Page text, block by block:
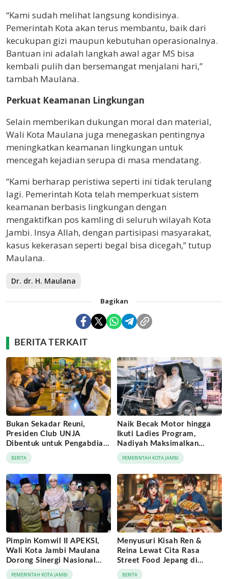
“Kami sudah melihat langsung kondisinya.
Pemerintah Kota akan terus membantu, baik dari
kecukupan gizi maupun kebutuhan operasionalnya.
Bantuan ini adalah langkah awal agar MS bisa
kembali pulih dan bersemangat menjalani hari,”
tambah Maulana.
Perkuat Keamanan Lingkungan
Selain memberikan dukungan moral dan material,
Wali Kota Maulana juga menegaskan pentingnya
meningkatkan keamanan lingkungan untuk
mencegah kejadian serupa di masa mendatang.
“Kami berharap peristiwa seperti ini tidak terulang
lagi. Pemerintah Kota telah memperkuat sistem
keamanan berbasis lingkungan dengan
mengaktifkan pos kamling di seluruh wilayah Kota
Jambi. Insya Allah, dengan partisipasi masyarakat,
kasus kekerasan seperti begal bisa dicegah,” tutup
Maulana.
Dr. dr. H. Maulana
Bagikan
BERITA TERKAIT
Bukan Sekadar Reuni,
Presiden Club UNJA
Dibentuk untuk Pengabdian
Lintas Generasi
BERITA
Naik Becak Motor hingga
Ikuti Ladies Program,
Nadiyah Maksimalkan
Momentum Rakernas
APEKSI di Medan
PEMERINTAH KOTA JAMBI
Pimpin Komwil II APEKSI,
Wali Kota Jambi Maulana
Dorong Sinergi Nasional
Antar-Kota
PEMERINTAH KOTA JAMBI
Menyusuri Kisah Ren &
Reina Lewat Cita Rasa
Street Food Jepang di
Jaringan Archipelago Hotels
BERITA